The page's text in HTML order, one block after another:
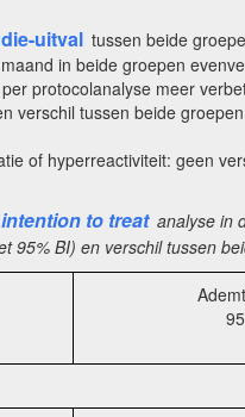
uitval tussen beide
in beide groepen
protocolanalyse meer
verschil tussen beide
of hyperreactiviteit: geen
intention to treat analyse in
95% BI) en verschil tussen